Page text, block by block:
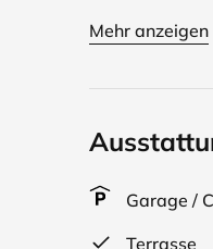
fertig
kann in allen
Tisch mit
Natur
Mehr anzeigen
Garage /
Terrasse